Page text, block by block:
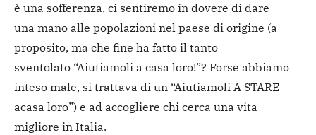
è una sofferenza, ci sentiremo in dovere di dare
una mano alle popolazioni nel paese di origine (a
proposito, ma che fine ha fatto il tanto
sventolato “Aiutiamoli a casa loro!”? Forse abbiamo
inteso male, si trattava di un “Aiutiamoli A STARE
acasa loro”) e ad accogliere chi cerca una vita
migliore in Italia.